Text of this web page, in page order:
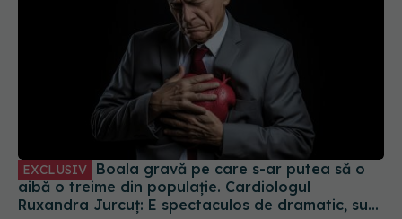
EXCLUSIV
aibă o treime din populație. Cardiologul
Ruxandra Jurcuț: E spectaculos de dramatic, sub